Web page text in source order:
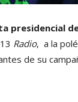
presidencial
Radio, a la
de su